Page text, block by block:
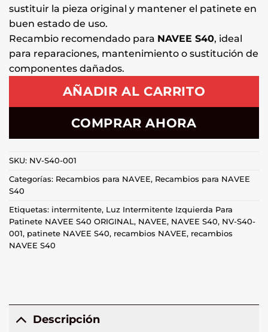
sustituir la pieza original y mantener el patinete en
buen estado de uso.
Recambio recomendado para NAVEE S40, ideal
para reparaciones, mantenimiento o sustitución de
componentes dañados.
AÑADIR AL CARRITO
COMPRAR AHORA
SKU: NV-S40-001
Categorías: Recambios para NAVEE, Recambios para NAVEE
S40
Etiquetas: intermitente, Luz Intermitente Izquierda Para
Patinete NAVEE S40 ORIGINAL, NAVEE, NAVEE S40, NV-S40-
001, patinete NAVEE S40, recambios NAVEE, recambios
NAVEE S40
Descripción